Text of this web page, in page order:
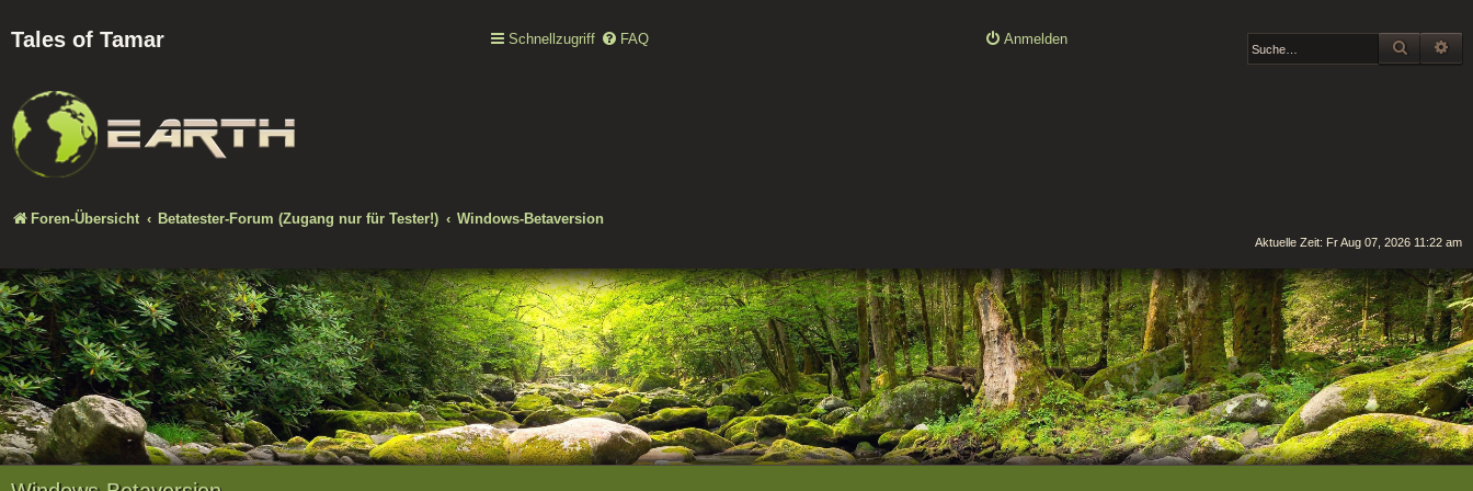
Tales of Tamar Schnellzugriff FAQ Anmelden SUCHE
Foren-Übersicht Betatester-Forum (Zugang nur für Tester!) Windows-Betaversion
Aktuelle Zeit: Fr Aug 07, 2026 11:22 am